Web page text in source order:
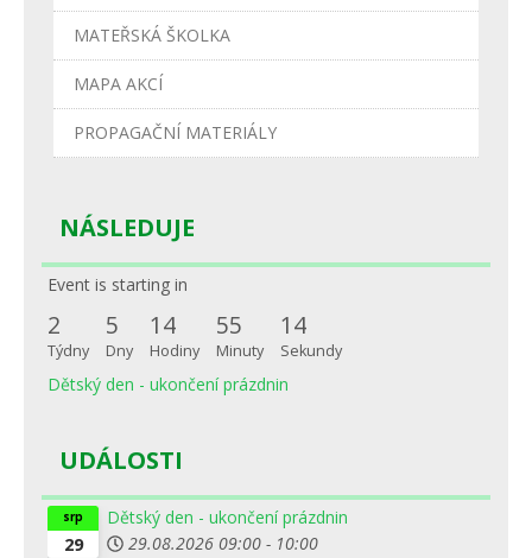
MATEŘSKÁ ŠKOLKA
MAPA AKCÍ
PROPAGAČNÍ MATERIÁLY
NÁSLEDUJE
Event is starting in
2
Týdny
5
Dny
14
Hodiny
55
Minuty
14
Sekundy
Dětský den - ukončení prázdnin
UDÁLOSTI
29
srp
Dětský den - ukončení prázdnin
29.08.2026 09:00 - 10:00